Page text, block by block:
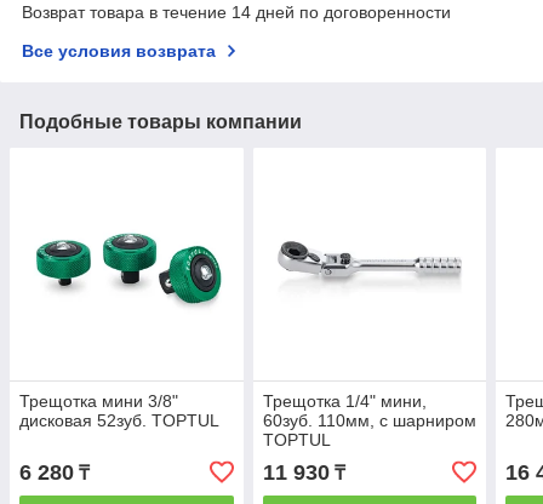
Возврат товара в течение 14 дней по договоренности
Все условия возврата
Подобные товары компании
Трещотка мини 3/8"
дисковая 52зуб. TOPTUL
6 280 ₸
Трещотка 1/4" мини,
60зуб. 110мм, с шарниром
TOPTUL
11 930₸ 16